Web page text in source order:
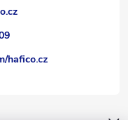
hafico.cz